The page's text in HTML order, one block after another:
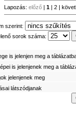
Lapozás:előző |1 | 2 |
szerint:
sorok száma:
is jelenjen meg a
is jelenjenek meg a
jelenjenek meg
látszódjanak